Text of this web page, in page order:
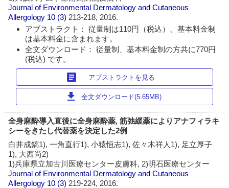
Journal of Environmental Dermatology and Cutaneous
Allergology 10 (3) 213-218, 2016.
アブストラクト： 従量制は110円（税込）、基本料金制
は基本料金に含まれます。
全文ダウンロード： 従量制、基本料金制の方共に770円
(税込) です。
article アブストラクトを見る
download 全文ダウンロード(5.65MB)
全身麻酔導入直後に全身麻酔薬, 筋弛緩薬によりアナフィラキ
シーをきたし代替薬を決定した2例
白井成鎬1), 一角直行1), 小猿恒志1), 佐々木祥人1), 足立厚子
1), 大西尚2)
1)兵庫県立加古川医療センター皮膚科, 2)明石医療センター
Journal of Environmental Dermatology and Cutaneous
Allergology 10 (3) 219-224, 2016.